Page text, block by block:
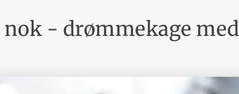
nok - drømmekage med